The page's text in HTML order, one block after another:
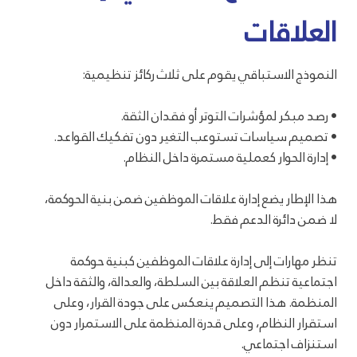
العلاقات
النموذج الاستباقي يقوم على ثلاث ركائز تنظيمية:
• رصد مبكر لمؤشرات التوتر أو فقدان الثقة.
• تصميم سياسات تستوعب التغير دون تفكيك القواعد.
• إدارة الحوار كعملية مستمرة داخل النظام.
هذا الإطار يضع إدارة علاقات الموظفين ضمن بنية الحوكمة،
لا ضمن دائرة الدعم فقط.
تنظر مهارات إلى إدارة علاقات الموظفين كبنية حوكمة
اجتماعية تنظم العلاقة بين السلطة، والعدالة، والثقة داخل
المنظمة. هذا التصميم ينعكس على جودة القرار، وعلى
استقرار النظام، وعلى قدرة المنظمة على الاستمرار دون
استنزاف اجتماعي.